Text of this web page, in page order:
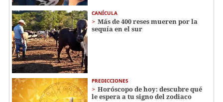
CANÍCULA
Más de 400 reses mueren por la
sequía en el sur
PREDICCIONES
Horóscopo de hoy: descubre qué
le espera a tu signo del zodiaco